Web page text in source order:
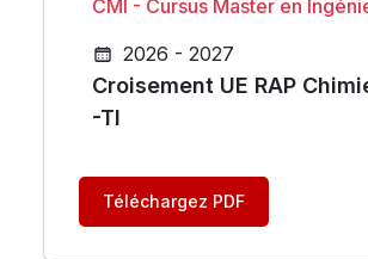
CMI - Cursus Master en
2026 - 2027
Croisement UE RAP Chimie -
-TI
Téléchargez PDF